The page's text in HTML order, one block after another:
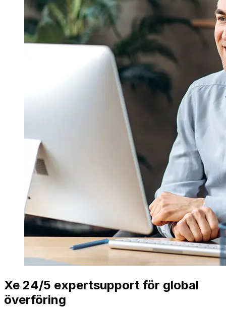
Xe 24/5 expertsupport för global
överföring